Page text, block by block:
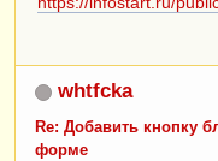
whtfcka
Re: Добавить кнопку
форме